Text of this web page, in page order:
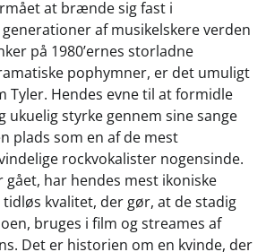
at brænde sig fast i
af musikelskere verden
på 1980’ernes storladne
pophymner, er det umuligt
Tyler. Hendes evne til at formidle
ukuelig styrke gennem sine sange
plads som en af de mest
rockvokalister nogensinde.
gået, har hendes mest ikoniske
kvalitet, der gør, at de stadig
bruges i film og streames af
Det er historien om en kvinde, der